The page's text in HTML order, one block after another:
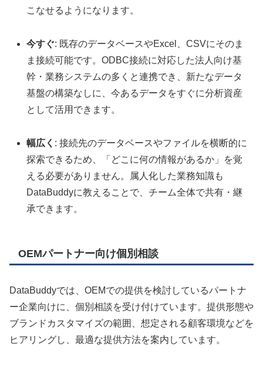
こなせるようになります。
今すぐ: 既存のデータベースやExcel、CSVにそのま
ま接続可能です。ODBC接続に対応した法人向け基
幹・業務システムの多くと連携でき、新たなデータ
基盤の構築なしに、今あるデータをすぐに分析資産
として活用できます。
幅広く : 接続先のデータベースやファイルを横断的に
探索できるため、「どこに何の情報があるか」を覚
える必要がありません。属人化した業務知識も
DataBuddyに教えることで、チーム全体で共有・継
承できます。
OEMパートナー向け個別相談
DataBuddyでは、OEMでの提供を検討しているパートナ
ー企業向けに、個別相談を受け付けています。提供形態や
ブランドカスタマイズの範囲、想定される顧客環境などを
ヒアリングし、最適な提供方法を案内しています。